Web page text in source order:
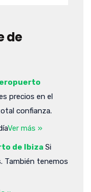
de
precios en el
confianza.
Ver más »
de Ibiza Si
También tenemos